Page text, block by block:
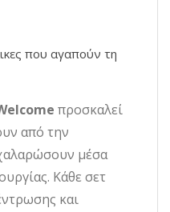
που αγαπούν τη
προσκαλεί
από την
μέσα
Κάθε σετ
και